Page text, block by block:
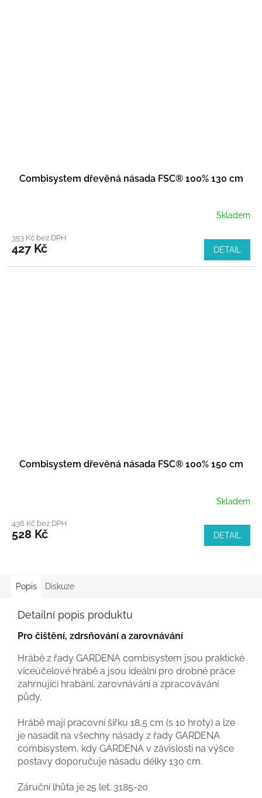
Combisystem dřevěná násada FSC® 100% 130 cm
Skladem
353 Kč bez DPH
427 Kč DETAIL
Combisystem dřevěná násada FSC® 100% 150 cm
Skladem
436 Kč bez DPH
528 Kč DETAIL
Popis Diskuze
Detailní popis produktu
Pro čištění, zdrsňování a zarovnávání
Hrábě z řady GARDENA combisystem jsou praktické
víceúčelové hrábě a jsou ideální pro drobné práce
zahrnující hrabání, zarovnávání a zpracovávání
půdy.
Hrábě mají pracovní šířku 18,5 cm (s 10 hroty) a lze
je nasadit na všechny násady z řady GARDENA
combisystem, kdy GARDENA v závislosti na výšce
postavy doporučuje násadu délky 130 cm.
Záruční lhůta je 25 let. 3185-20